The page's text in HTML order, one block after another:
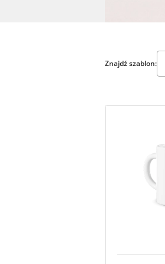
Znajdź szablon: